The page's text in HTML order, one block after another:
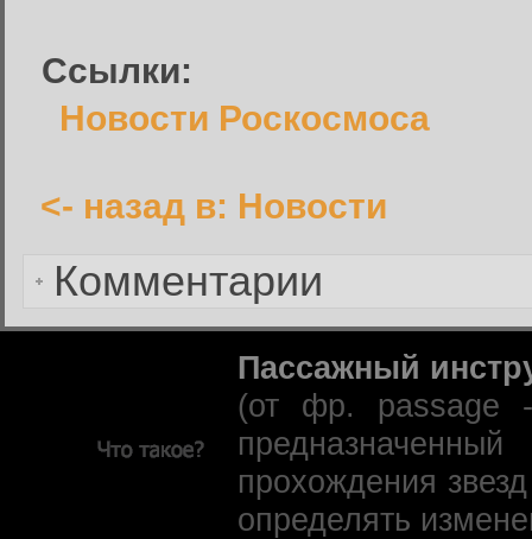
Ссылки:
Новости Роскосмоса
<- назад в: Новости
Комментарии
Запомнить меня:
Забыли пароль?
Пассажный
(от фр. passage -
прохождения
определять